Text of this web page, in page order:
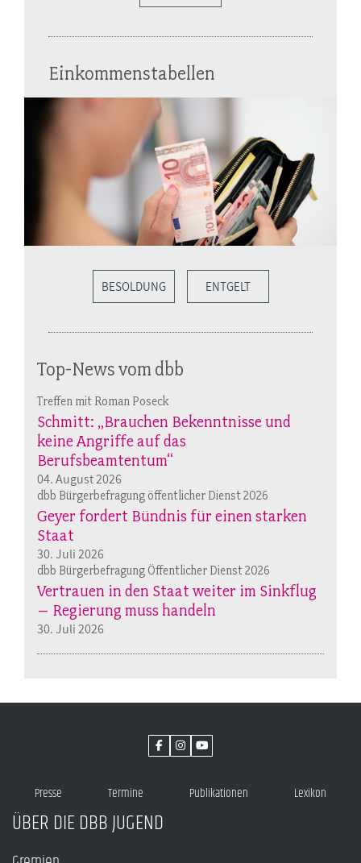
Einkommenstabellen
BESOLDUNG ENTGELT
Top-News vom dbb
Treffen mit Roman Poseck
Schmitt: „Brauchen Bekenntnisse und
keine Angriffe auf das
Berufsbeamtentum“
04. August 2026
dbb Bürgerbefragung öffentlicher Dienst 2026
Geyer fordert Bündnis für einen starken
Staat
30. Juli 2026
dbb Bürgerbefragung Öffentlicher Dienst 2026
Vertrauen in den Staat weiter im Sinkflug
– Regierung muss handeln
30. Juli 2026
Presse Termine Publikationen Lexikon
ÜBER DIE DBB JUGEND